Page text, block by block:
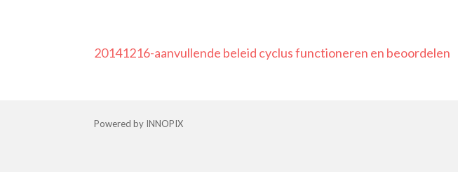
20141216-aanvullende beleid cyclus functioneren en beoordelen
Powered by INNOPIX